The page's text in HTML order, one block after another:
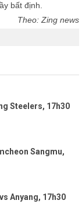
bất định.
Theo: Zing news
Steelers, 17h30
Sangmu,
Anyang, 17h30